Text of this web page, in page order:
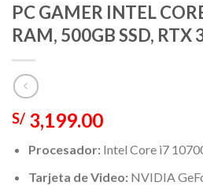
PC GAMER INTEL
RAM, 500GB SSD, RTX
S/ 3,199.00
Procesador:Intel Core i7
Tarjeta de Video:NVIDIA